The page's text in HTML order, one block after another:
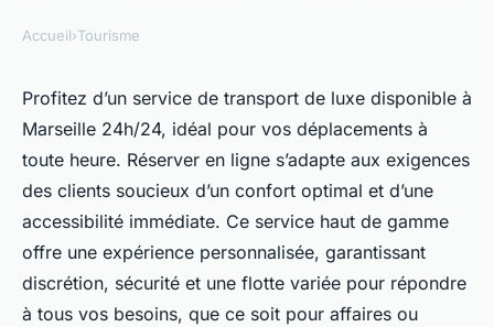
Réservez vos transports de
luxe à marseille 24h/24
Élise •8 octobre 2025• 6 min de lecture
Accueil›Tourisme
Profitez d’un service de transport de luxe disponible à
Marseille 24h/24, idéal pour vos déplacements à
toute heure. Réserver en ligne s’adapte aux exigences
des clients soucieux d’un confort optimal et d’une
accessibilité immédiate. Ce service haut de gamme
offre une expérience personnalisée, garantissant
discrétion, sécurité et une flotte variée pour répondre
à tous vos besoins, que ce soit pour affaires ou